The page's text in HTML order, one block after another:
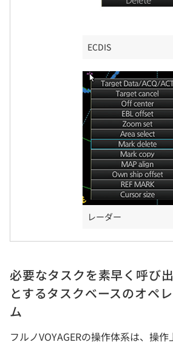
ECDIS
レーダー
必要なタスクを素早く呼び
とするタスクベースのオペ
ム
フルノVOYAGERの操作体系は、操